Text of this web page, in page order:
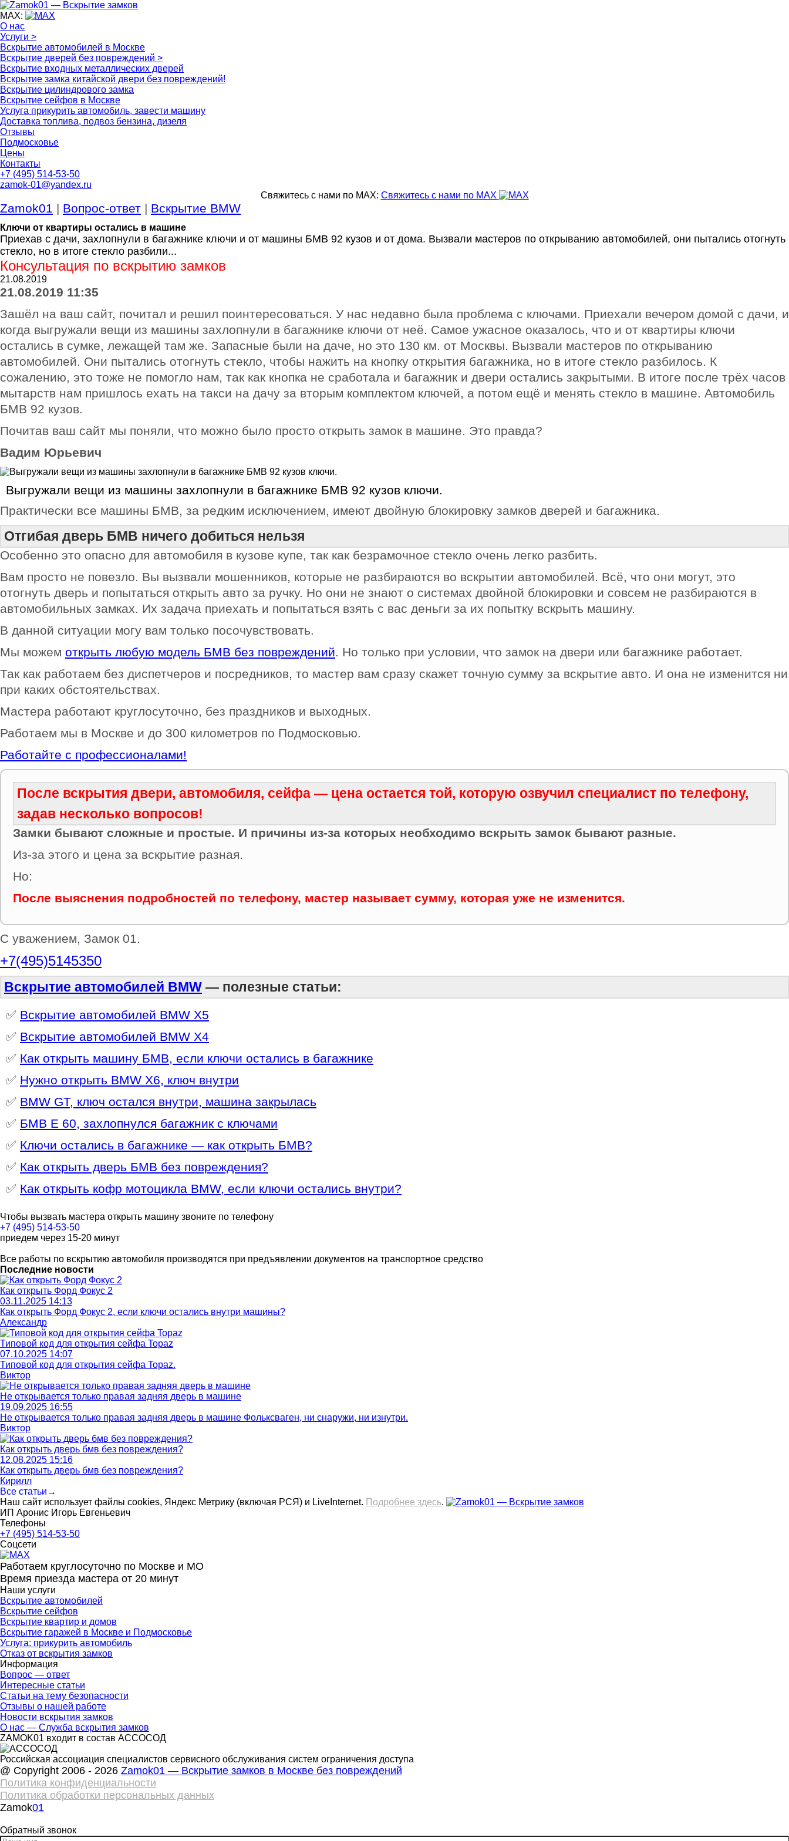
MAX:
О нас
Услуги >
Вскрытие автомобилей в Москве
Вскрытие дверей без повреждений >
Вскрытие входных металлических дверей
Вскрытие замка китайской двери без повреждений!
Вскрытие цилиндрового замка
Вскрытие сейфов в Москве
Услуга прикурить автомобиль, завести машину
Доставка топлива, подвоз бензина, дизеля
Отзывы
Подмосковье
Цены
Контакты
+7 (495) 514-53-50
zamok-01@yandex.ru
Свяжитесь с нами по MAX: Свяжитесь с нами по MAX
Zamok01 | Вопрос-ответ | Вскрытие BMW
Ключи от квартиры остались в машине
Приехав с дачи, захлопнули в багажнике ключи и от машины БМВ 92 кузов и от дома. Вызвали мастеров по открыванию автомобилей, они пытались отогнуть
стекло, но в итоге стекло разбили...
Консультация по вскрытию замков
21.08.2019
21.08.2019 11:35
Зашёл на ваш сайт, почитал и решил поинтересоваться. У нас недавно была проблема с ключами. Приехали вечером домой с дачи, и
когда выгружали вещи из машины захлопнули в багажнике ключи от неё. Самое ужасное оказалось, что и от квартиры ключи
остались в сумке, лежащей там же. Запасные были на даче, но это 130 км. от Москвы. Вызвали мастеров по открыванию
автомобилей. Они пытались отогнуть стекло, чтобы нажить на кнопку открытия багажника, но в итоге стекло разбилось. К
сожалению, это тоже не помогло нам, так как кнопка не сработала и багажник и двери остались закрытыми. В итоге после трёх часов
мытарств нам пришлось ехать на такси на дачу за вторым комплектом ключей, а потом ещё и менять стекло в машине. Автомобиль
БМВ 92 кузов.
Почитав ваш сайт мы поняли, что можно было просто открыть замок в машине. Это правда?
Вадим Юрьевич
Выгружали вещи из машины захлопнули в багажнике БМВ 92 кузов ключи.
Практически все машины БМВ, за редким исключением, имеют двойную блокировку замков дверей и багажника.
Отгибая дверь БМВ ничего добиться нельзя
Особенно это опасно для автомобиля в кузове купе, так как безрамочное стекло очень легко разбить.
Вам просто не повезло. Вы вызвали мошенников, которые не разбираются во вскрытии автомобилей. Всё, что они могут, это
отогнуть дверь и попытаться открыть авто за ручку. Но они не знают о системах двойной блокировки и совсем не разбираются в
автомобильных замках. Их задача приехать и попытаться взять с вас деньги за их попытку вскрыть машину.
В данной ситуации могу вам только посочувствовать.
Мы можем открыть любую модель БМВ без повреждений. Но только при условии, что замок на двери или багажнике работает.
Так как работаем без диспетчеров и посредников, то мастер вам сразу скажет точную сумму за вскрытие авто. И она не изменится ни
при каких обстоятельствах.
Мастера работают круглосуточно, без праздников и выходных.
Работаем мы в Москве и до 300 километров по Подмосковью.
Работайте с профессионалами!
После вскрытия двери, автомобиля, сейфа — цена остается той, которую озвучил специалист по телефону,
задав несколько вопросов!
Замки бывают сложные и простые. И причины из-за которых необходимо вскрыть замок бывают разные.
Из-за этого и цена за вскрытие разная.
Но:
После выяснения подробностей по телефону, мастер называет сумму, которая уже не изменится.
С уважением, Замок 01.
+7(495)5145350
Вскрытие автомобилей BMW — полезные статьи:
✅ Вскрытие автомобилей BMW X5
✅ Вскрытие автомобилей BMW X4
✅ Как открыть машину БМВ, если ключи остались в багажнике
✅ Нужно открыть BMW X6, ключ внутри
✅ BMW GT, ключ остался внутри, машина закрылась
✅ БМВ E 60, захлопнулся багажник с ключами
✅ Ключи остались в багажнике — как открыть БМВ?
✅ Как открыть дверь БМВ без повреждения?
✅ Как открыть кофр мотоцикла BMW, если ключи остались внутри?
Чтобы вызвать мастера открыть машину звоните по телефону
+7 (495) 514-53-50
приедем через 15-20 минут
Все работы по вскрытию автомобиля производятся при предъявлении документов на транспортное средство
Последние новости
Как открыть Форд Фокус 2
03.11.2025 14:13
Как открыть Форд Фокус 2, если ключи остались внутри машины?
Александр
Типовой код для открытия сейфа Topaz
07.10.2025 14:07
Типовой код для открытия сейфа Topaz.
Виктор
Не открывается только правая задняя дверь в машине
19.09.2025 16:55
Не открывается только правая задняя дверь в машине Фольксваген, ни снаружи, ни изнутри.
Виктор
Как открыть дверь бмв без повреждения?
12.08.2025 15:16
Как открыть дверь бмв без повреждения?
Кирилл
Все статьи→
Наш сайт использует файлы cookies, Яндекс Метрику (включая РСЯ) и LiveInternet. Подробнее здесь.
ИП Аронис Игорь Евгеньевич
Телефоны
+7 (495) 514-53-50
Соцсети
Работаем круглосуточно по Москве и МО
Время приезда мастера от 20 минут
Наши услуги
Вскрытие автомобилей
Вскрытие сейфов
Вскрытие квартир и домов
Вскрытие гаражей в Москве и Подмосковье
Услуга: прикурить автомобиль
Отказ от вскрытия замков
Информация
Вопрос — ответ
Интересные статьи
Статьи на тему безопасности
Отзывы о нашей работе
Новости вскрытия замков
О нас — Служба вскрытия замков
ZAMOK01 входит в состав АССОСОД
Российская ассоциация специалистов сервисного обслуживания систем ограничения доступа
@ Copyright 2006 - 2026 Zamok01 — Вскрытие замков в Москве без повреждений
Политика конфиденциальности
Политика обработки персональных данных
Zamok01
Обратный звонок